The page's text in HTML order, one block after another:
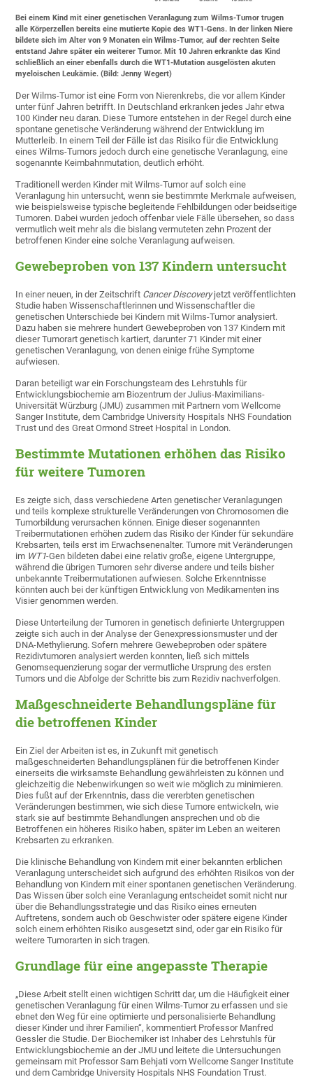
Bei einem Kind mit einer genetischen Veranlagung zum Wilms-Tumor trugen
alle Körperzellen bereits eine mutierte Kopie des WT1-Gens. In der linken Niere
bildete sich im Alter von 9 Monaten ein Wilms-Tumor, auf der rechten Seite
entstand Jahre später ein weiterer Tumor. Mit 10 Jahren erkrankte das Kind
schließlich an einer ebenfalls durch die WT1-Mutation ausgelösten akuten
myeloischen Leukämie. (Bild: Jenny Wegert)
Der Wilms-Tumor ist eine Form von Nierenkrebs, die vor allem Kinder
unter fünf Jahren betrifft. In Deutschland erkranken jedes Jahr etwa
100 Kinder neu daran. Diese Tumore entstehen in der Regel durch eine
spontane genetische Veränderung während der Entwicklung im
Mutterleib. In einem Teil der Fälle ist das Risiko für die Entwicklung
eines Wilms-Tumors jedoch durch eine genetische Veranlagung, eine
sogenannte Keimbahnmutation, deutlich erhöht.
Traditionell werden Kinder mit Wilms-Tumor auf solch eine
Veranlagung hin untersucht, wenn sie bestimmte Merkmale aufweisen,
wie beispielsweise typische begleitende Fehlbildungen oder beidseitige
Tumoren. Dabei wurden jedoch offenbar viele Fälle übersehen, so dass
vermutlich weit mehr als die bislang vermuteten zehn Prozent der
betroffenen Kinder eine solche Veranlagung aufweisen.
Gewebeproben von 137 Kindern untersucht
In einer neuen, in der Zeitschrift Cancer Discoveryjetzt veröffentlichten
Studie haben Wissenschaftlerinnen und Wissenschaftler die
genetischen Unterschiede bei Kindern mit Wilms-Tumor analysiert.
Dazu haben sie mehrere hundert Gewebeproben von 137 Kindern mit
dieser Tumorart genetisch kartiert, darunter 71 Kinder mit einer
genetischen Veranlagung, von denen einige frühe Symptome
aufwiesen.
Daran beteiligt war ein Forschungsteam des Lehrstuhls für
Entwicklungsbiochemie am Biozentrum der Julius-Maximilians-
Universität Würzburg (JMU) zusammen mit Partnern vom Wellcome
Sanger Institute, dem Cambridge University Hospitals NHS Foundation
Trust und des Great Ormond Street Hospital in London.
Bestimmte Mutationen erhöhen das Risiko
für weitere Tumoren
Es zeigte sich, dass verschiedene Arten genetischer Veranlagungen
und teils komplexe strukturelle Veränderungen von Chromosomen die
Tumorbildung verursachen können. Einige dieser sogenannten
Treibermutationen erhöhen zudem das Risiko der Kinder für sekundäre
Krebsarten, teils erst im Erwachsenenalter. Tumore mit Veränderungen
im WT1-Gen bildeten dabei eine relativ große, eigene Untergruppe,
während die übrigen Tumoren sehr diverse andere und teils bisher
unbekannte Treibermutationen aufwiesen. Solche Erkenntnisse
könnten auch bei der künftigen Entwicklung von Medikamenten ins
Visier genommen werden.
Diese Unterteilung der Tumoren in genetisch definierte Untergruppen
zeigte sich auch in der Analyse der Genexpressionsmuster und der
DNA-Methylierung. Sofern mehrere Gewebeproben oder spätere
Rezidivtumoren analysiert werden konnten, ließ sich mittels
Genomsequenzierung sogar der vermutliche Ursprung des ersten
Tumors und die Abfolge der Schritte bis zum Rezidiv nachverfolgen.
Maßgeschneiderte Behandlungspläne für
die betroffenen Kinder
Ein Ziel der Arbeiten ist es, in Zukunft mit genetisch
maßgeschneiderten Behandlungsplänen für die betroffenen Kinder
einerseits die wirksamste Behandlung gewährleisten zu können und
gleichzeitig die Nebenwirkungen so weit wie möglich zu minimieren.
Dies fußt auf der Erkenntnis, dass die vererbten genetischen
Veränderungen bestimmen, wie sich diese Tumore entwickeln, wie
stark sie auf bestimmte Behandlungen ansprechen und ob die
Betroffenen ein höheres Risiko haben, später im Leben an weiteren
Krebsarten zu erkranken.
Die klinische Behandlung von Kindern mit einer bekannten erblichen
Veranlagung unterscheidet sich aufgrund des erhöhten Risikos von der
Behandlung von Kindern mit einer spontanen genetischen Veränderung.
Das Wissen über solch eine Veranlagung entscheidet somit nicht nur
über die Behandlungsstrategie und das Risiko eines erneuten
Auftretens, sondern auch ob Geschwister oder spätere eigene Kinder
solch einem erhöhten Risiko ausgesetzt sind, oder gar ein Risiko für
weitere Tumorarten in sich tragen.
Grundlage für eine angepasste Therapie
„Diese Arbeit stellt einen wichtigen Schritt dar, um die Häufigkeit einer
genetischen Veranlagung für einen Wilms-Tumor zu erfassen und sie
ebnet den Weg für eine optimierte und personalisierte Behandlung
dieser Kinder und ihrer Familien“, kommentiert Professor Manfred
Gessler die Studie. Der Biochemiker ist Inhaber des Lehrstuhls für
Entwicklungsbiochemie an der JMU und leitete die Untersuchungen
gemeinsam mit Professor Sam Behjati vom Wellcome Sanger Institute
und dem Cambridge University Hospitals NHS Foundation Trust.